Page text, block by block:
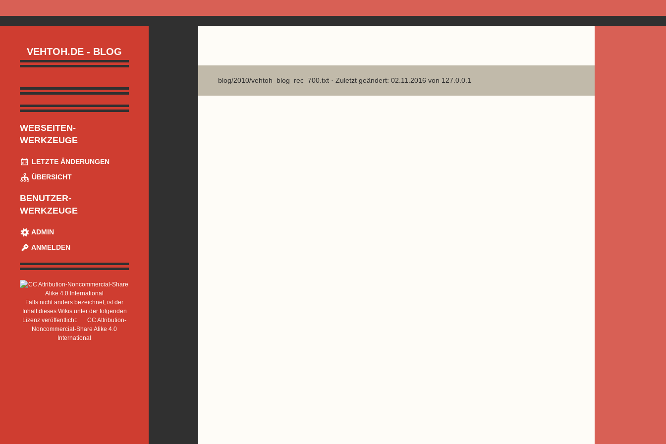
VEHTOH.DE - BLOG
WEBSEITEN-
WERKZEUGE
LETZTE ÄNDERUNGEN
ÜBERSICHT
BENUTZER-
WERKZEUGE
ADMIN
ANMELDEN
Falls nicht anders bezeichnet, ist der
Inhalt dieses Wikis unter der folgenden
Lizenz veröffentlicht:
CC Attribution-
Noncommercial-Share Alike 4.0
International
blog/2010/vehtoh_blog_rec_700.txt · Zuletzt geändert: 02.11.2016 von 127.0.0.1